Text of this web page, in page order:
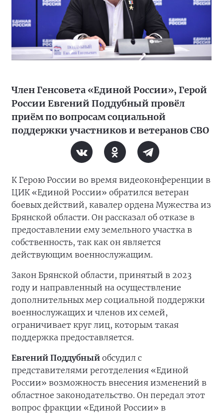
Член Генсовета «Единой России», Герой
России Евгений Поддубный провёл
приём по вопросам социальной
поддержки участников и ветеранов СВО
К Герою России во время видеоконференции в
ЦИК «Единой России» обратился ветеран
боевых действий, кавалер ордена Мужества из
Брянской области. Он рассказал об отказе в
предоставлении ему земельного участка в
собственность, так как он является
действующим военнослужащим.
Закон Брянской области, принятый в 2023
году и направленный на осуществление
дополнительных мер социальной поддержки
военнослужащих и членов их семей,
ограничивает круг лиц, которым такая
поддержка предоставляется.
Евгений Поддубный обсудил с
представителями реготделения «Единой
России» возможность внесения изменений в
областное законодательство. Он передал этот
вопрос фракции «Единой России» в